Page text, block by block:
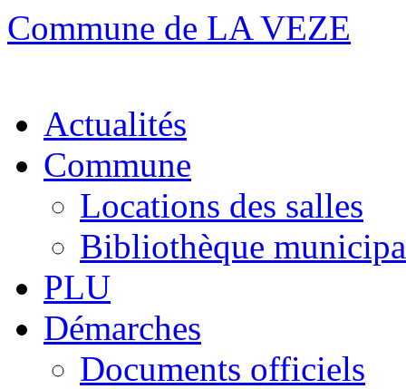
Commune de LA VEZE
au
contenuActualités
Commune
Locations des salles
Bibliothèque
PLU
Démarches
Documents officiels